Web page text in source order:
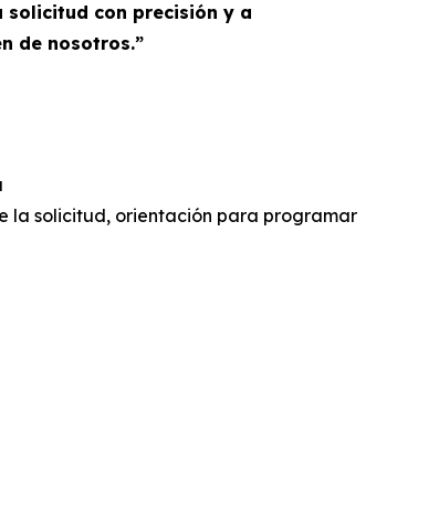
solicitud con precisión y a
de nosotros.”
la solicitud, orientación para programar